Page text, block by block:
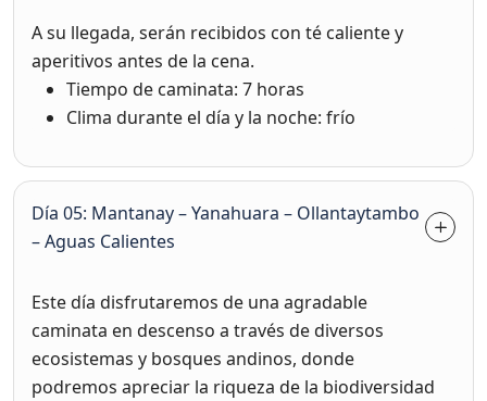
A su llegada, serán recibidos con té caliente y
aperitivos antes de la cena.
Tiempo de caminata: 7 horas
Clima durante el día y la noche: frío
Día 05: Mantanay – Yanahuara – Ollantaytambo
– Aguas Calientes
Este día disfrutaremos de una agradable
caminata en descenso a través de diversos
ecosistemas y bosques andinos, donde
podremos apreciar la riqueza de la biodiversidad